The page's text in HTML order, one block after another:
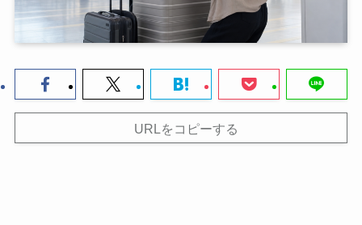
URLをコピーする